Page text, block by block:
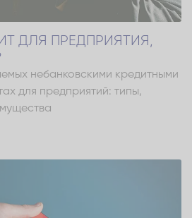
ДЛЯ ПРЕДПРИЯТИЯ,
небанковскими кредитными
для предприятий: типы,